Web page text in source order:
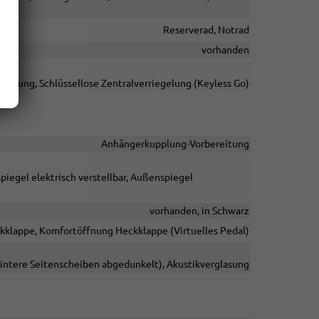
Reserverad, Notrad
vorhanden
Schlüssellose Zentralverriegelung (Keyless Go)
Anhängerkupplung-Vorbereitung
elektrisch verstellbar, Außenspiegel
vorhanden, in Schwarz
Komfortöffnung Heckklappe (Virtuelles Pedal)
Seitenscheiben abgedunkelt), Akustikverglasung